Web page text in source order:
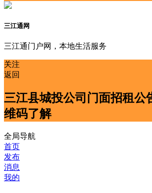
三江通网
三江通门户网，本地生活服务
关注
返回
三江县城投公司门面招租公
维码了解
全局导航
首页
发布
消息
我的